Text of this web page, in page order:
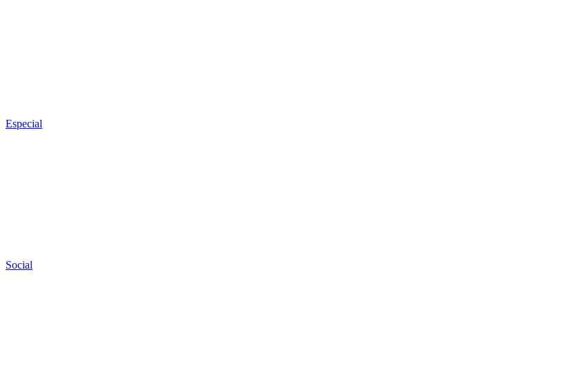
Especial
Social